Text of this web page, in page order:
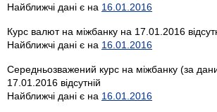
Найближчі дані є на 16.01.2016
Курс валют на міжбанку на 17.01.2016
Найближчі дані є на 16.01.2016
Середньозважений курс на міжбанку (за
17.01.2016 відсутній
Найближчі дані є на 16.01.2016